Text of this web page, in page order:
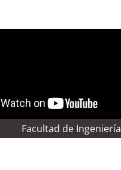
Facultad de Ingeniería